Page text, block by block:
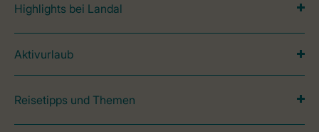
Highlights bei Landal
Aktivurlaub
Reisetipps und Themen